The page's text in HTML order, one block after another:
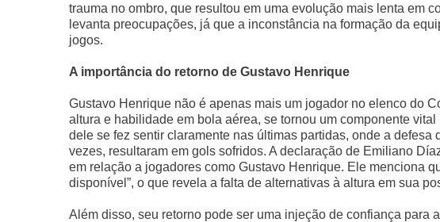
trauma no ombro, que resultou em uma evolução mais lenta em
levanta preocupações, já que a inconstância na formação da
jogos.
A importância do retorno de Gustavo Henrique
Gustavo Henrique não é apenas mais um jogador no elenco do
altura e habilidade em bola aérea, se tornou um componente
dele se fez sentir claramente nas últimas partidas, onde a
vezes, resultaram em gols sofridos. A declaração de Emiliano
em relação a jogadores como Gustavo Henrique. Ele menciona
disponível”, o que revela a falta de alternativas à altura em sua
Além disso, seu retorno pode ser uma injeção de confiança para